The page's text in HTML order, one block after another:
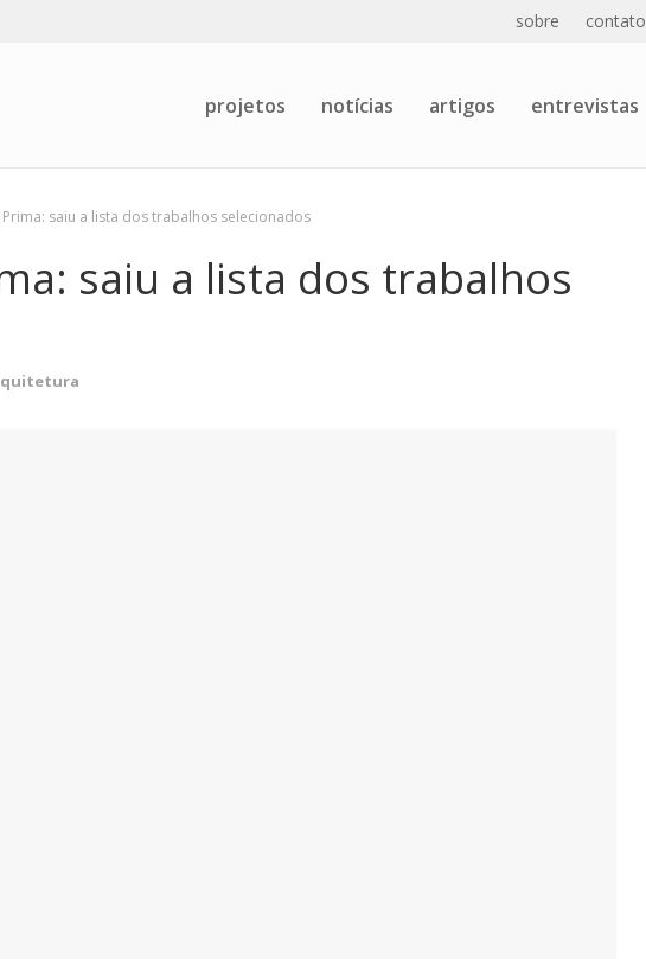
sobre contato
projetos notícias artigos entrevistas
Prima: saiu a lista dos trabalhos selecionados
saiu a lista dos trabalhos